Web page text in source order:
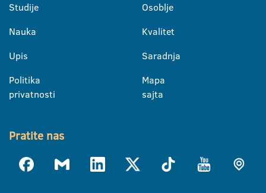
Studije
Nauka
Upis
Politika
privatnosti
Osoblje
Kvalitet
Saradnja
Mapa
sajta
Pratite nas